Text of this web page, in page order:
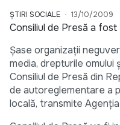
ȘTIRI SOCIALE 13/10/2009
Consiliul de Presă a
Şase organizaţii
media, drepturile omului
Consiliul de Presă din
de autoreglementare a
locală, transmite